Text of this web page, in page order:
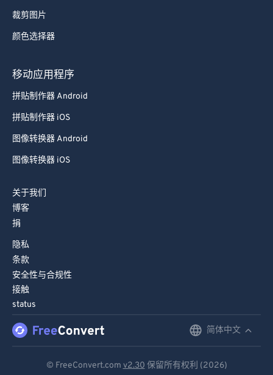
裁剪图片
颜色选择器
移动应用程序
拼贴制作器 Android
拼贴制作器 iOS
图像转换器 Android
图像转换器 iOS
关于我们
博客
捐
隐私
条款
安全性与合规性
接触
status
简体中文
© FreeConvert.com v2.30 保留所有权利 (2026)